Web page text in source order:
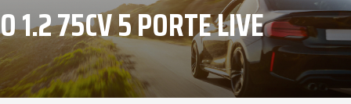
1.2 75CV 5 PORTE LIVE